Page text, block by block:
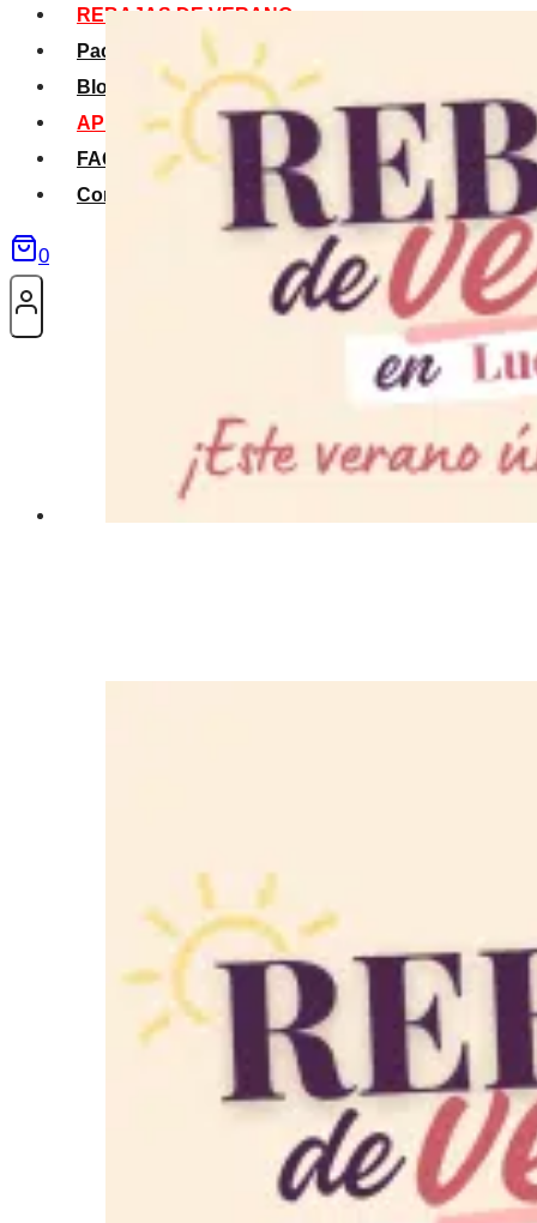
REBAJAS DE VERANO
Packs Verano
Blog
APP La Tribu
FAQS
Contacto
0